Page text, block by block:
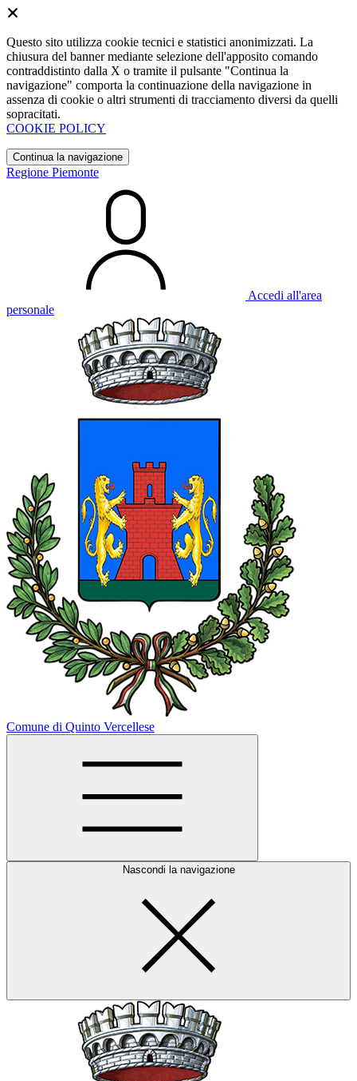
Questo sito utilizza cookie tecnici e statistici anonimizzati. La
chiusura del banner mediante selezione dell'apposito comando
contraddistinto dalla X o tramite il pulsante "Continua la
navigazione" comporta la continuazione della navigazione in
assenza di cookie o altri strumenti di tracciamento diversi da quelli
sopracitati.
COOKIE POLICY
Continua la navigazione
Regione Piemonte
Accedi all'area
personale
Comune di Quinto Vercellese
Nascondi la navigazione